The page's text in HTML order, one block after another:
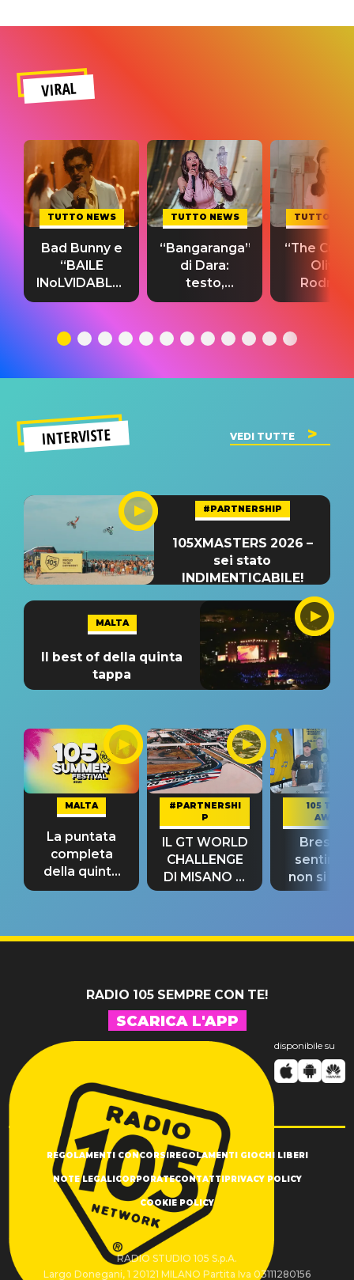
VIRAL
TUTTO NEWS
Bad Bunny e
“BAILE
INoLVIDABLE”:
testo,
significato
TUTTO NEWS
“Bangaranga”
di Dara:
testo,
traduzione e
del singolo
TUTTO
“The
Olivia
testo,
INTERVISTE VEDI TUTTE
#PARTNERSHIP
105XMASTERS 2026 –
sei stato
INDIMENTICABILE!
MALTA
Il best of della quinta
tappa
MALTA
La puntata
completa
della quinta
tappa
#PARTNERSHI
P
IL GT WORLD
CHALLENGE
DI MISANO si
riconferma
105 TAKE
AWAY
Bresh:
non si
fino alla
RADIO 105 SEMPRE CON TE!
SCARICA L'APP
disponibile su
REGOLAMENTI CONCORSIREGOLAMENTI GIOCHI LIBERI
NOTE LEGALICORPORATECONTATTIPRIVACY POLICY
COOKIE POLICY
RADIO STUDIO 105 S.p.A.
Largo Donegani, 1 20121 MILANO Partita Iva 03111280156